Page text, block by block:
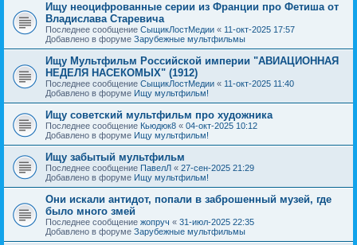
Ищу неоцифрованные серии из Франции про Фетиша от
Владислава Старевича
Последнее сообщение СыщикЛостМедии « 11-окт-2025 17:57
Добавлено в форуме Зарубежные мультфильмы
Ищу Мультфильм Российской империи "АВИАЦИОННАЯ
НЕДЕЛЯ НАСЕКОМЫХ" (1912)
Последнее сообщение СыщикЛостМедии « 11-окт-2025 11:40
Добавлено в форуме Ищу мультфильм!
Ищу советский мультфильм про художника
Последнее сообщение Кьюдюк8 « 04-окт-2025 10:12
Добавлено в форуме Ищу мультфильм!
Ищу забытый мультфильм
Последнее сообщение ПавелЛ « 27-сен-2025 21:29
Добавлено в форуме Ищу мультфильм!
Они искали антидот, попали в заброшенный музей, где
было много змей
Последнее сообщение жопруч « 31-июл-2025 22:35
Добавлено в форуме Зарубежные мультфильмы